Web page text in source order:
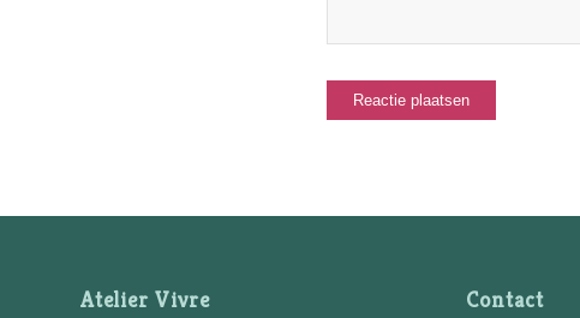
Atelier Vivre
Contact